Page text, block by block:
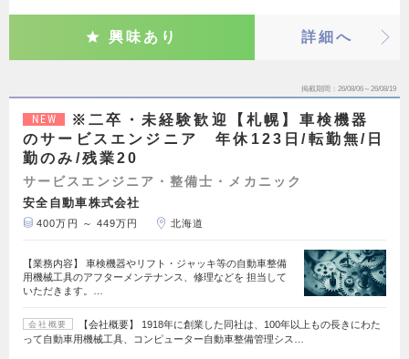
興味あり 詳細へ
掲載期間 26/08/06～26/08/19
NEW
※二卒・未経験歓迎【札幌】車検機器
のサービスエンジニア 年休123日/転勤無/日
勤のみ/残業20
サービスエンジニア・整備士・メカニック
安全自動車株式会社
400万円 ～ 449万円 北海道
【業務内容】 車検機器やリフト・ジャッキ等の自動車整備
用機械工具のアフターメンテナンス、修理などを 担当して
いただきます。…
会社概要
【会社概要】 1918年に創業した同社は、100年以上もの長きにわた
って自動車用機械工具、コンピューター自動車整備管理シス…